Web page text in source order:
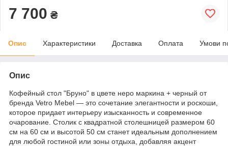
7 700 ₴
Опис Характеристики Доставка Оплата Умови
Опис
Кофейный стол "Бруно" в цвете неро маркина + черный от
бренда Vetro Mebel — это сочетание элегантности и роскоши,
которое придает интерьеру изысканность и современное
очарование. Столик с квадратной столешницей размером 60
см на 60 см и высотой 50 см станет идеальным дополнением
для любой гостиной или зоны отдыха, добавляя акцент